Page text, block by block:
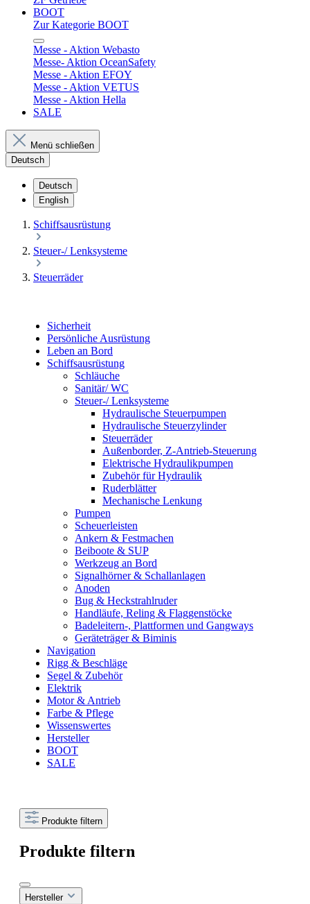
BOOT
Zur Kategorie BOOT
Messe - Aktion Webasto
Messe- Aktion OceanSafety
Messe - Aktion EFOY
Messe - Aktion VETUS
Messe - Aktion Hella
SALE
Menü schließen
Deutsch
Deutsch
English
Schiffsausrüstung
Steuer-/ Lenksysteme
Steuerräder
Sicherheit
Persönliche Ausrüstung
Leben an Bord
Schiffsausrüstung
Schläuche
Sanitär/ WC
Steuer-/ Lenksysteme
Hydraulische Steuerpumpen
Hydraulische Steuerzylinder
Steuerräder
Außenborder, Z-Antrieb-Steuerung
Elektrische Hydraulikpumpen
Zubehör für Hydraulik
Ruderblätter
Mechanische Lenkung
Pumpen
Scheuerleisten
Ankern & Festmachen
Beiboote & SUP
Werkzeug an Bord
Signalhörner & Schallanlagen
Anoden
Bug & Heckstrahlruder
Handläufe, Reling & Flaggenstöcke
Badeleitern-, Plattformen und Gangways
Geräteträger & Biminis
Navigation
Rigg & Beschläge
Segel & Zubehör
Elektrik
Motor & Antrieb
Farbe & Pflege
Wissenswertes
Hersteller
BOOT
SALE
Produkte filtern
Produkte filtern
Hersteller